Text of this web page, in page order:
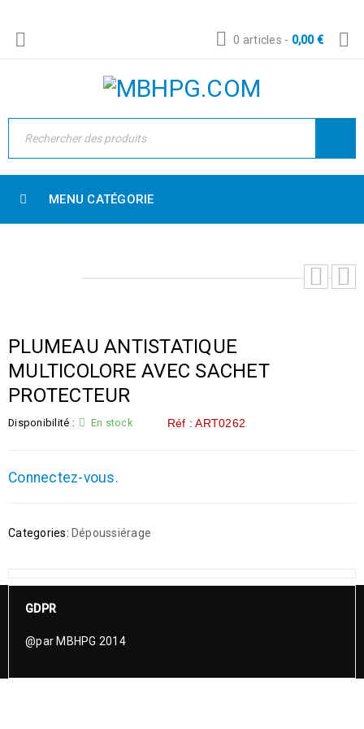
0 articles - 0,00€
MENU CATÉGORIE
PLUMEAU ANTISTATIQUE
MULTICOLORE AVEC SACHET
PROTECTEUR
Disponibilité : En stock Réf : ART0262
Connectez-vous.
Categories: Dépoussiérage
GDPR
@par MBHPG 2014